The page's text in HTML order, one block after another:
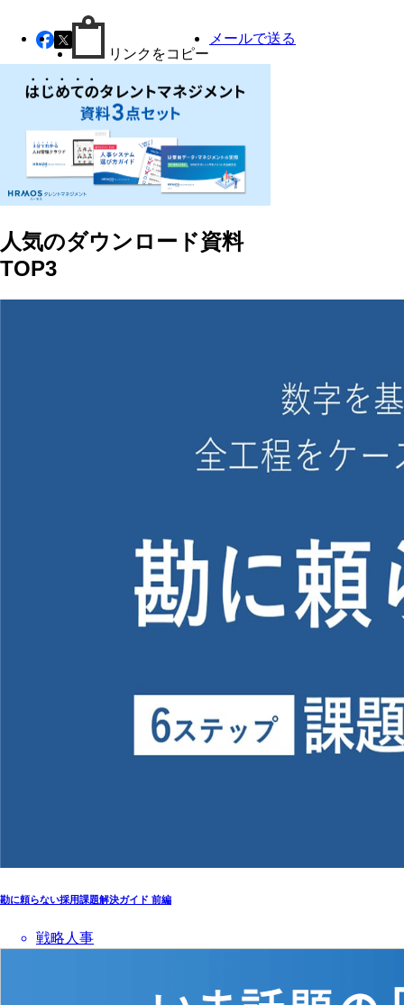
リンクをコピー
メールで送る
人気のダウンロード資料
TOP3
勘に頼らない採用課題解決ガイド 前編
戦略人事